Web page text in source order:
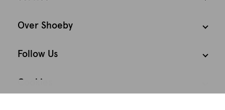
Over Shoeby
Follow Us
Cookies